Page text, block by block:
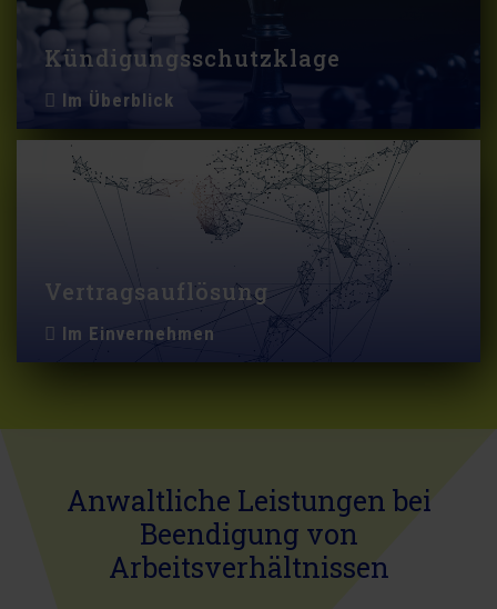
Kündigungsschutzklage
Im Überblick
Vertragsauflösung
Im Einvernehmen
Anwaltliche Leistungen bei
Beendigung von
Arbeitsverhältnissen